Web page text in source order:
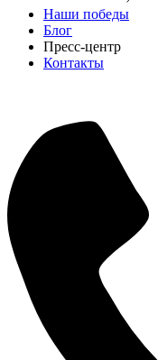
Наши победы
Блог
Пресс-центр
Контакты